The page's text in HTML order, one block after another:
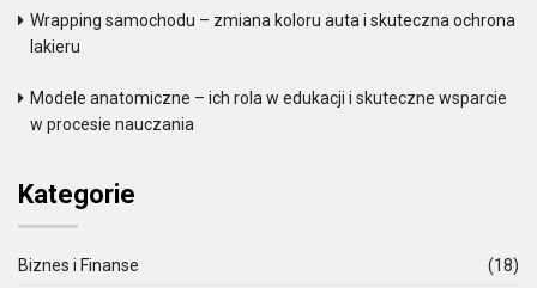
Wrapping samochodu – zmiana koloru auta i skuteczna ochrona
lakieru
Modele anatomiczne – ich rola w edukacji i skuteczne wsparcie
w procesie nauczania
Kategorie
Biznes i Finanse
(18)